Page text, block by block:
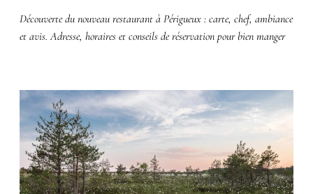
Découverte du nouveau restaurant à Périgueux : carte, chef, ambiance
et avis. Adresse, horaires et conseils de réservation pour bien manger